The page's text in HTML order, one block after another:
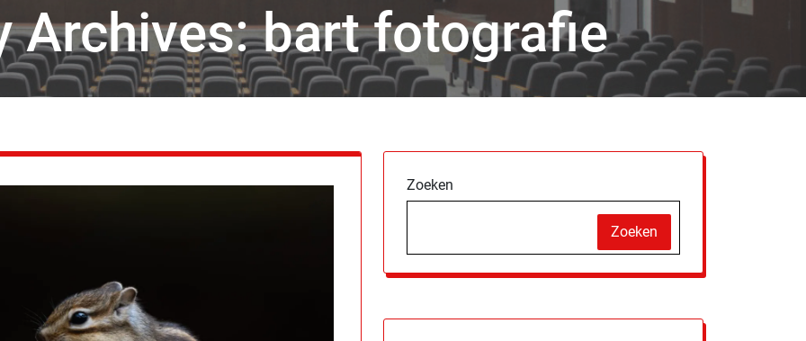
Archives: bart fotografie
Zoeken
Zoeken